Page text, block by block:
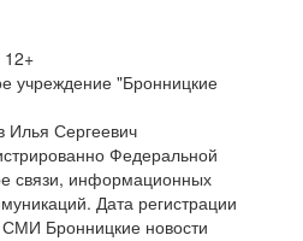
учреждение "Бронницкие
Илья Сергеевич
Федеральной
связи, информационных
Дата регистрации
Бронницкие новости